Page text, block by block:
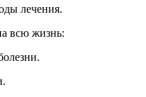
лечения.
всю жизнь: